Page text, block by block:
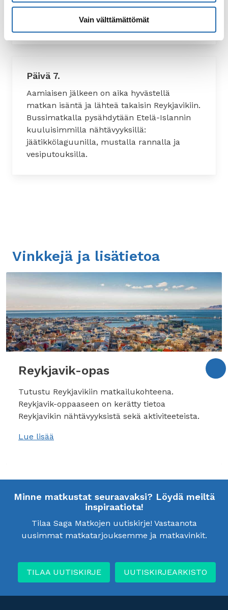
Vain välttämättömät
Päivä 7.
Aamiaisen jälkeen on aika hyvästellä
matkan isäntä ja lähteä takaisin Reykjavikiin.
Bussimatkalla pysähdytään Etelä-Islannin
kuuluisimmilla nähtävyyksillä:
jäätikkölaguunilla, mustalla rannalla ja
vesiputouksilla.
Vinkkejä ja lisätietoa
Reykjavik-opas
Tutustu Reykjavikiin matkailukohteena.
Reykjavik-oppaaseen on kerätty tietoa
Reykjavikin nähtävyyksistä sekä aktiviteeteista.
Lue lisää
Minne matkustat seuraavaksi? Löydä meiltä
inspiraatiota!
Tilaa Saga Matkojen uutiskirje! Vastaanota
uusimmat matkatarjouksemme ja matkavinkit.
TILAA UUTISKIRJE UUTISKIRJEARKISTO